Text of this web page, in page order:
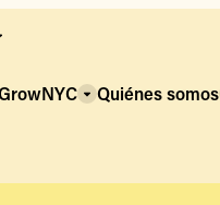
Quiénes somos